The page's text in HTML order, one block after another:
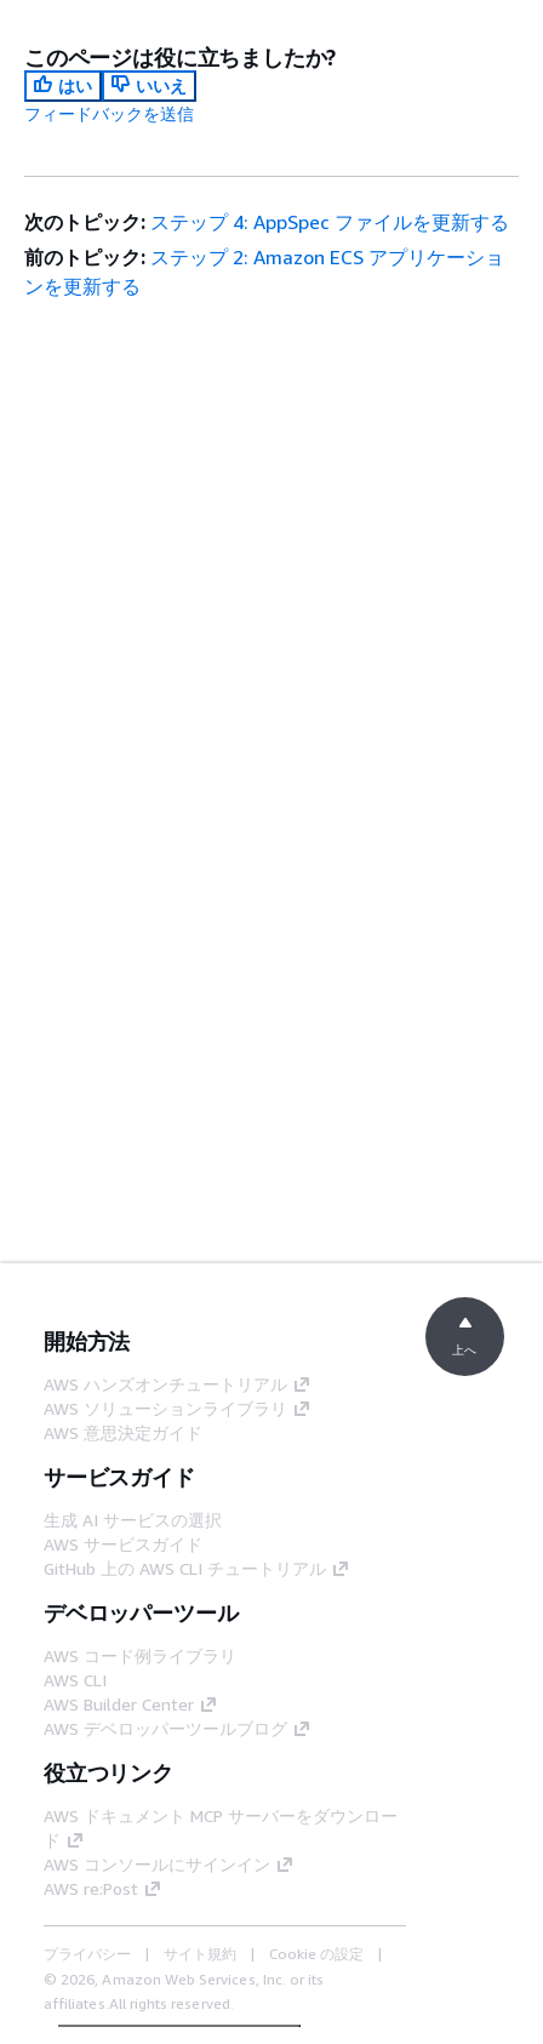
このページは役に立ちましたか?
はい
いいえ
フィードバックを送信
次のトピック: ステップ 4: AppSpec ファイルを更新する
前のトピック: ステップ 2: Amazon ECS アプリケーショ
ンを更新する
開始方法
AWS ハンズオンチュートリアル
AWS ソリューションライブラリ
AWS 意思決定ガイド
サービスガイド
生成 AI サービスの選択
AWS サービスガイド
GitHub 上の AWS CLI チュートリアル
デベロッパーツール
AWS コード例ライブラリ
AWS CLI
AWS Builder Center
AWS デベロッパーツールブログ
役立つリンク
AWS ドキュメント MCP サーバーをダウンロー
ド
AWS コンソールにサインイン
AWS re:Post
プライバシー サイト規約
Cookie の設定
© 2026, Amazon Web Services, Inc. or its
affiliates.All rights reserved.
上へ